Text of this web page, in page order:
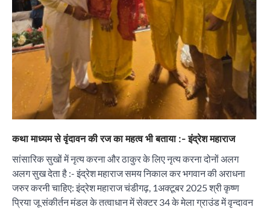
कथा माध्यम से वृंदावन की रज का महत्व भी बताया :- इंद्रेश महाराज
सांसारिक सुखों में नृत्य करना और ठाकुर के लिए नृत्य करना दोनों अलग
अलग सुख देता है :- इंद्रेश महाराज समय निकाल कर भगवान की अराधना
जरुर करनी चाहिए: इंद्रेश महाराज चंडीगढ़, 1अक्टूबर 2025 श्री कृष्ण
प्रिया जू संकीर्तन मंडल के तत्वाधान में सेक्टर 34 के मेला ग्राउंड में वृन्दावन